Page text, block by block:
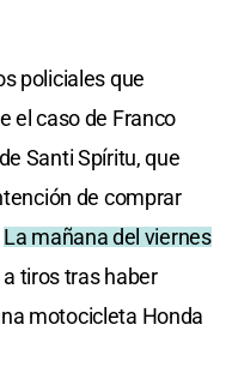
policiales que
el caso de Franco
Santi Spíritu, que
de comprar
La mañana del viernes
tiros tras haber
motocicleta Honda